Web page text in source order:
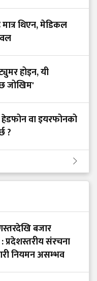
थिएन, मेडिकल
होइन, यी
जोखिम'
हेडफोन वा इयरफोनको
?
बजार
संरचना
नियमन असम्भव